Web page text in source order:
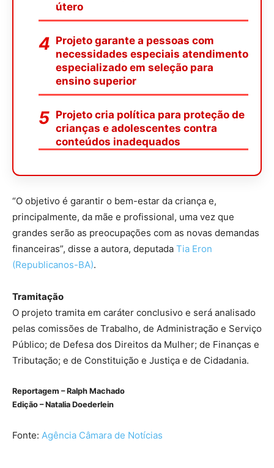
útero
Projeto garante a pessoas com
necessidades especiais atendimento
especializado em seleção para
ensino superior
Projeto cria política para proteção de
crianças e adolescentes contra
conteúdos inadequados
“O objetivo é garantir o bem-estar da criança e,
principalmente, da mãe e profissional, uma vez que
grandes serão as preocupações com as novas demandas
financeiras”, disse a autora, deputada Tia Eron
(Republicanos-BA).
Tramitação
O projeto tramita em caráter conclusivo e será analisado
pelas comissões de Trabalho, de Administração e Serviço
Público; de Defesa dos Direitos da Mulher; de Finanças e
Tributação; e de Constituição e Justiça e de Cidadania.
Reportagem – Ralph Machado
Edição – Natalia Doederlein
Fonte: Agência Câmara de Notícias